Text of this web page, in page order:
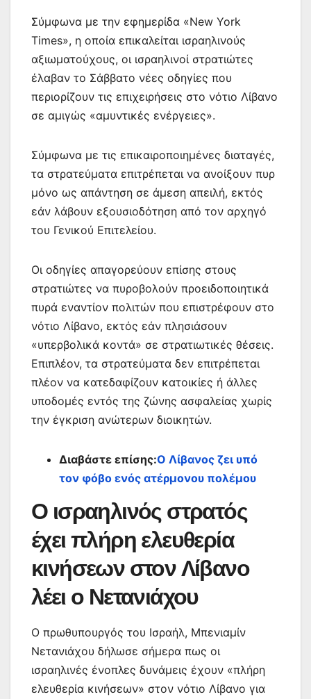
Σύμφωνα με την εφημερίδα «New York
Times», η οποία επικαλείται ισραηλινούς
αξιωματούχους, οι ισραηλινοί στρατιώτες
έλαβαν το Σάββατο νέες οδηγίες που
περιορίζουν τις επιχειρήσεις στο νότιο Λίβανο
σε αμιγώς «αμυντικές ενέργειες».
Σύμφωνα με τις επικαιροποιημένες διαταγές,
τα στρατεύματα επιτρέπεται να ανοίξουν πυρ
μόνο ως απάντηση σε άμεση απειλή, εκτός
εάν λάβουν εξουσιοδότηση από τον αρχηγό
του Γενικού Επιτελείου.
Οι οδηγίες απαγορεύουν επίσης στους
στρατιώτες να πυροβολούν προειδοποιητικά
πυρά εναντίον πολιτών που επιστρέφουν στο
νότιο Λίβανο, εκτός εάν πλησιάσουν
«υπερβολικά κοντά» σε στρατιωτικές θέσεις.
Επιπλέον, τα στρατεύματα δεν επιτρέπεται
πλέον να κατεδαφίζουν κατοικίες ή άλλες
υποδομές εντός της ζώνης ασφαλείας χωρίς
την έγκριση ανώτερων διοικητών.
Διαβάστε επίσης:Ο Λίβανος ζει υπό
τον φόβο ενός ατέρμονου πολέμου
Ο ισραηλινός στρατός
έχει πλήρη ελευθερία
κινήσεων στον Λίβανο
λέει ο Νετανιάχου
Ο πρωθυπουργός του Ισραήλ, Μπενιαμίν
Νετανιάχου δήλωσε σήμερα πως οι
ισραηλινές ένοπλες δυνάμεις έχουν «πλήρη
ελευθερία κινήσεων» στον νότιο Λίβανο για